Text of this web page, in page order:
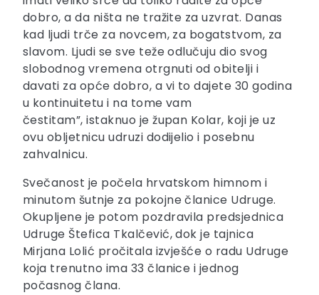
dobro, a da ništa ne tražite za uzvrat. Danas
kad ljudi trče za novcem, za bogatstvom, za
slavom. Ljudi se sve teže odlučuju dio svog
slobodnog vremena otrgnuti od obitelji i
davati za opće dobro, a vi to dajete 30 godina
u kontinuitetu i na tome vam
čestitam”, istaknuo je župan Kolar, koji je uz
ovu obljetnicu udruzi dodijelio i posebnu
zahvalnicu.
Svečanost je počela hrvatskom himnom i
minutom šutnje za pokojne članice Udruge.
Okupljene je potom pozdravila predsjednica
Udruge Štefica Tkalčević, dok je tajnica
Mirjana Lolić pročitala izvješće o radu Udruge
koja trenutno ima 33 članice i jednog
počasnog člana.